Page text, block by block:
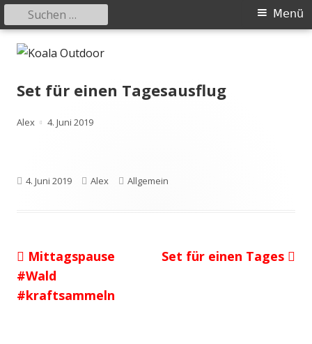
SpringeKoala Outdoor
Hier ist eine Übersicht meiner Wander- und Trekkingtouren
Primäres
Menü
Menü
Suchen
nach:
Set für einen Tagesausflug
Autor
Alex
Veröffentlicht
4. Juni 2019
Veröffentlicht
4. Juni 2019 Autor
Alex Kategorien
Allgemein
Beitragsnavigation
Vorheriger
Beitrag:
Mittagspause
#Wald
#kraftsammeln
Nächster
Set für einen Tages